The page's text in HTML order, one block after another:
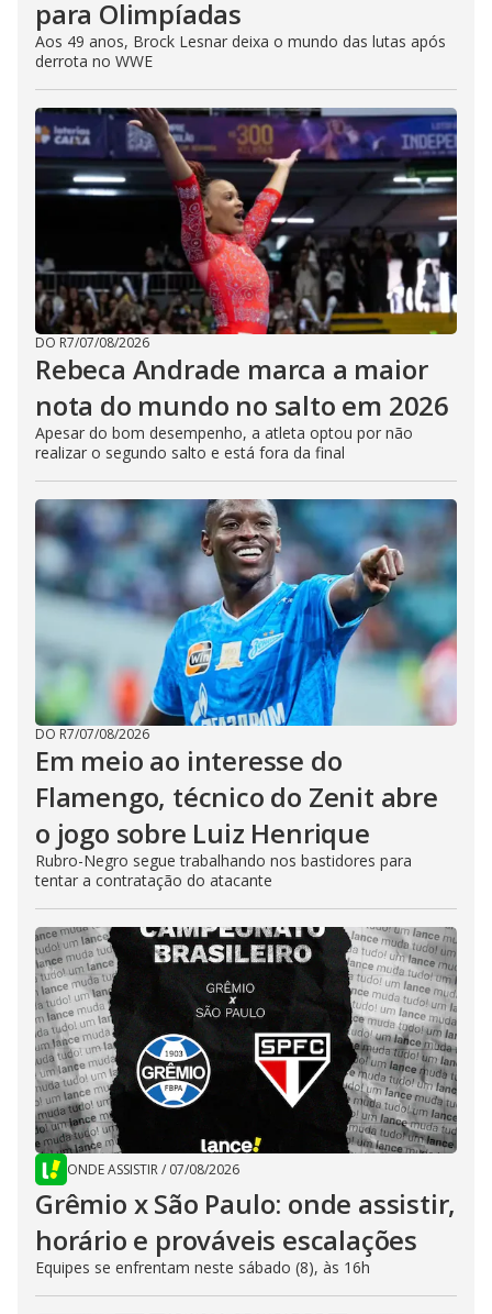
para Olimpíadas
Aos 49 anos, Brock Lesnar deixa o mundo das lutas após
derrota no WWE
DO R7/07/08/2026
Rebeca Andrade marca a maior
nota do mundo no salto em 2026
Apesar do bom desempenho, a atleta optou por não
realizar o segundo salto e está fora da final
DO R7/07/08/2026
Em meio ao interesse do
Flamengo, técnico do Zenit abre
o jogo sobre Luiz Henrique
Rubro-Negro segue trabalhando nos bastidores para
tentar a contratação do atacante
ONDE ASSISTIR/ 07/08/2026
Grêmio x São Paulo: onde assistir,
horário e prováveis escalações
Equipes se enfrentam neste sábado (8), às 16h